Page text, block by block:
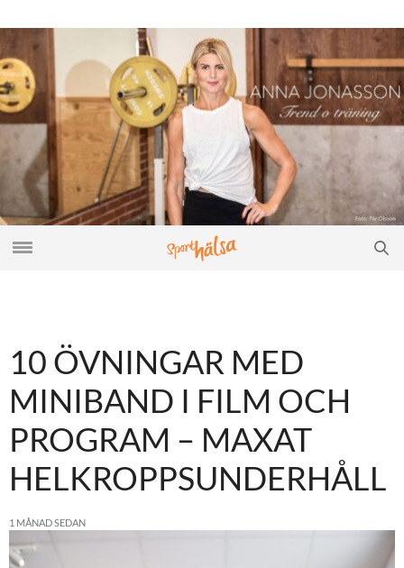
10 ÖVNINGAR MED
MINIBAND I FILM OCH
PROGRAM – MAXAT
HELKROPPSUNDERHÅLL
1 MÅNAD SEDAN